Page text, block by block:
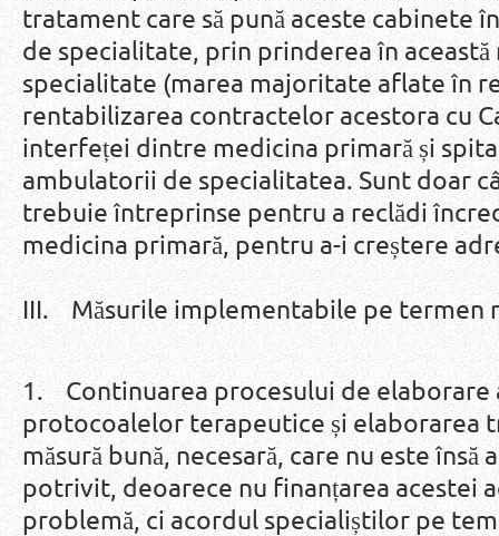
tratament care să pună aceste cabinete
de specialitate, prin prinderea în
specialitate (marea majoritate aflate în
rentabilizarea contractelor acestora cu
interfeței dintre medicina primară și
ambulatorii de specialitatea. Sunt doar
trebuie întreprinse pentru a reclădi
medicina primară, pentru a-i creștere
III. Măsurile implementabile pe termen
1. Continuarea procesului de elaborare
protocoalelor terapeutice și elaborarea
măsură bună, necesară, care nu este
potrivit, deoarece nu finanțarea acestei
problemă, ci acordul specialiștilor pe